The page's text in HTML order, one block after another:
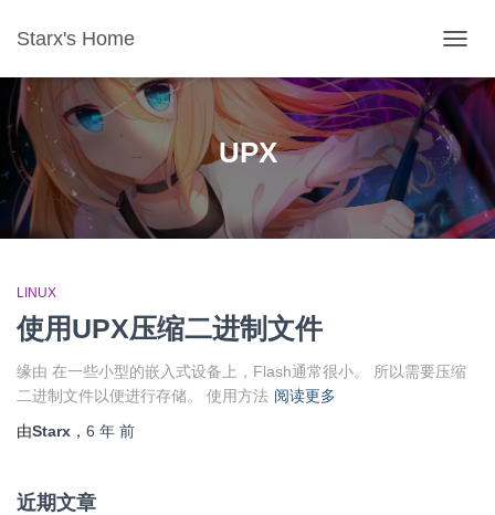
Starx's Home
UPX
LINUX
使用UPX压缩二进制文件
缘由 在一些小型的嵌入式设备上，Flash通常很小。 所以需要压缩
二进制文件以便进行存储。 使用方法 阅读更多
由Starx ， 6 年 前
近期文章